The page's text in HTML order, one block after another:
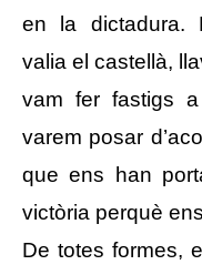
en la dictadura.
valia el castellà,
vam fer fastigs
varem posar
que ens han
victòria perquè
De totes formes,